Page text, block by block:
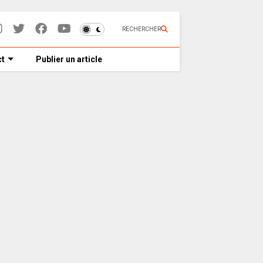
RECHERCHER
Publier un article